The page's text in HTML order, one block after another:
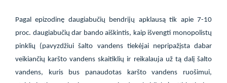
Pagal epizodinę daugiabučių bendrijų apklausą tik apie 7-10
proc. daugiabučių dar bando aiškintis, kaip išvengti monopolistų
pinklių (pavyzdžiui šalto vandens tiekėjai nepripažįsta dabar
veikiančių karšto vandens skaitiklių ir reikalauja už tą dalį šalto
vandens, kuris bus panaudotas karšto vandens ruošimui,